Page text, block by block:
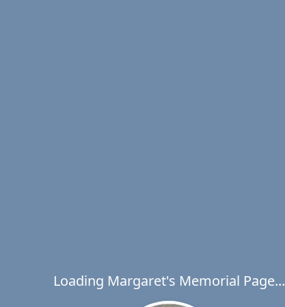
Loading Margaret's Memorial Page...